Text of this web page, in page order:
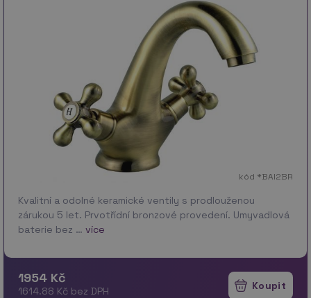
kód *BAI2BR
Kvalitní a odolné keramické ventily s prodlouženou
zárukou 5 let. Prvotřídní bronzové provedení. Umyvadlová
baterie bez … více
1954 Kč
1614.88 Kč bez DPH